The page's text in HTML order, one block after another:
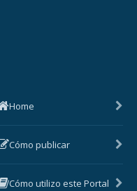
Home
Cómo publicar
Cómo utilizo este Portal